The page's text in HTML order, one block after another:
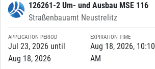
126261-2 Um- und Ausbau MSE 116
Straßenbauamt Neustrelitz
APPLICATION PERIOD
Jul 23, 2026 until
Aug 18, 2026
EXPIRATION TIME
Aug 18, 2026, 10:10
AM